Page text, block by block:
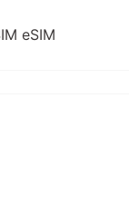
eSIM